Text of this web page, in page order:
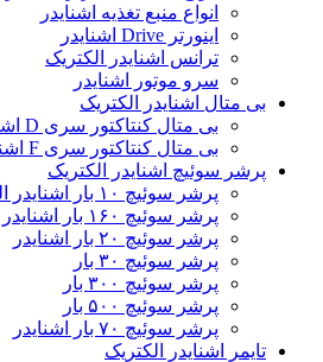
انواع منبع تغذیه اشنایدر
اینورتر Drive اشنایدر
ترانس اشنایدر الکتریک
سرو موتور اشنایدر
بی متال اشنایدر الکتریک
بی متال کنتاکتور سری D اشنایدر
بی متال کنتاکتور سری F اشنایدر
پرشر سوئیچ اشنایدر الکتریک
پرشر سوئیچ ۱۰ بار اشنایدر الکتریک
پرشر سوئیچ ۱۶۰ بار اشنایدر
پرشر سوئیچ ۲۰ بار اشنایدر
پرشر سوئیچ ۳۰ بار
پرشر سوئیچ ۳۰۰ بار
پرشر سوئیچ ۵۰۰ بار
پرشر سوئیچ ۷۰ بار اشنایدر
تایمر اشنایدر الکتریک